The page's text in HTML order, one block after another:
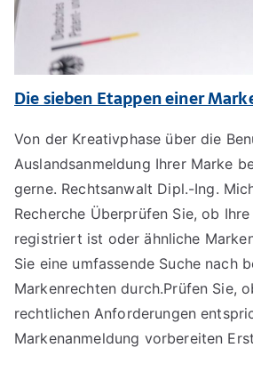
Die sieben Etappen einer
Von der Kreativphase über die
Auslandsanmeldung Ihrer Marke
gerne. Rechtsanwalt Dipl.-Ing.
Recherche Überprüfen Sie, ob
registriert ist oder ähnliche
Sie eine umfassende Suche nach
Markenrechten durch.Prüfen Sie,
rechtlichen Anforderungen
Markenanmeldung vorbereiten